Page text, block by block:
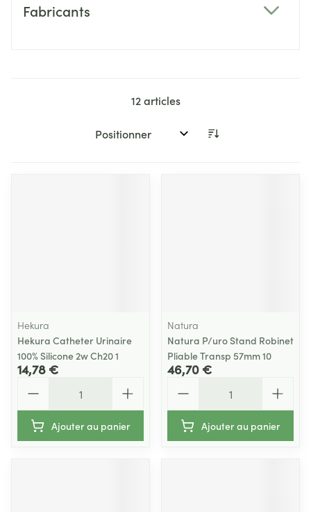
Fabricants
12articles
Trier par:
Hekura
Hekura Catheter Urinaire
100% Silicone 2w Ch20 1
14,78 €
Ajouter au panier
Natura
Natura P/uro Stand Robinet
Pliable Transp 57mm 10
46,70 €
Ajouter au panier